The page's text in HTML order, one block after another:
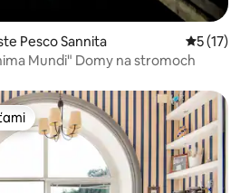
Pesco Sannita
5 (17)
Mundi" Domy na stromoch